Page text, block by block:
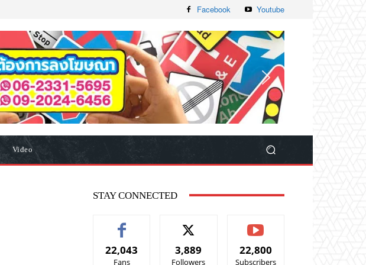
Facebook Youtube
Video
STAY CONNECTED
22,043
Fans
3,889
Followers
22,800
Subscribers